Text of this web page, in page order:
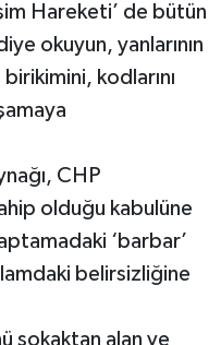
Hareketi’ de bütün
okuyun, yanlarının
birikimini, kodlarını
CHP
olduğu kabulüne
‘barbar’
belirsizliğine
sokaktan alan ve